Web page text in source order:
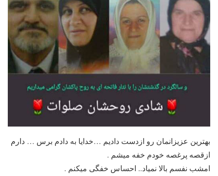
بهترین عزیزانمان رو ازدست دادیم …خدایا به دادم برس … دارم
ازقصه پرغصه خودم خفه میشم .
امشب نفسم بالا نمیاد.. احساس خفگی میکنم .